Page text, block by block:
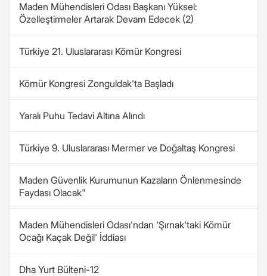
Maden Mühendisleri Odası Başkanı Yüksel:
Özelleştirmeler Artarak Devam Edecek (2)
Türkiye 21. Uluslararası Kömür Kongresi
Kömür Kongresi Zonguldak'ta Başladı
Yaralı Puhu Tedavi Altına Alındı
Türkiye 9. Uluslararası Mermer ve Doğaltaş Kongresi
Maden Güvenlik Kurumunun Kazaların Önlenmesinde
Faydası Olacak"
Maden Mühendisleri Odası'ndan 'Şırnak'taki Kömür
Ocağı Kaçak Değil' İddiası
Dha Yurt Bülteni-12